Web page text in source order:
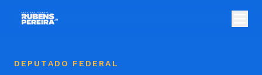
DEPUTADO FEDERAL